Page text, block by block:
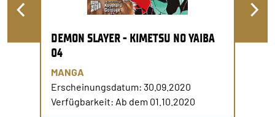
DEMON SLAYER - KIMETSU NO YAIBA
04
MANGA
Erscheinungsdatum: 30.09.2020
Verfügbarkeit: Ab dem 01.10.2020